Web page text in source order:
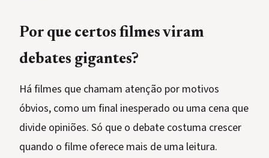
Por que certos filmes viram
debates gigantes?
Há filmes que chamam atenção por motivos
óbvios, como um final inesperado ou uma cena que
divide opiniões. Só que o debate costuma crescer
quando o filme oferece mais de uma leitura.